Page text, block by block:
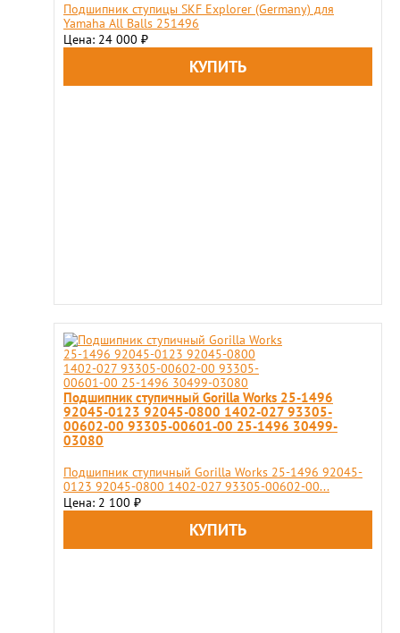
Подшипник ступицы SKF Explorer (Germany) для
Yamaha All Balls 251496
Цена: 24 000 ₽
Подшипник ступичный Gorilla Works 25-1496
92045-0123 92045-0800 1402-027 93305-
00602-00 93305-00601-00 25-1496 30499-
03080
Подшипник ступичный Gorilla Works 25-1496 92045-
0123 92045-0800 1402-027 93305-00602-00...
Цена: 2 100 ₽